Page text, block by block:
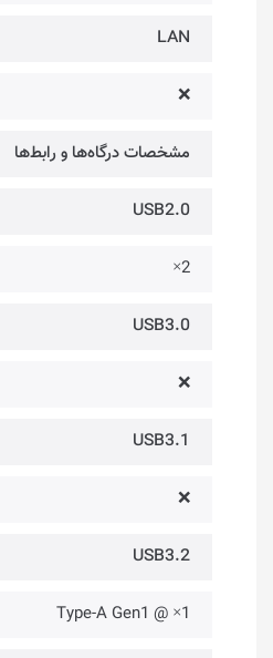
LAN
❌
مشخصات درگاه‌ها و رابط‌ها
USB2.0
2×
USB3.0
❌
USB3.1
❌
USB3.2
1× @ Type-A Gen1